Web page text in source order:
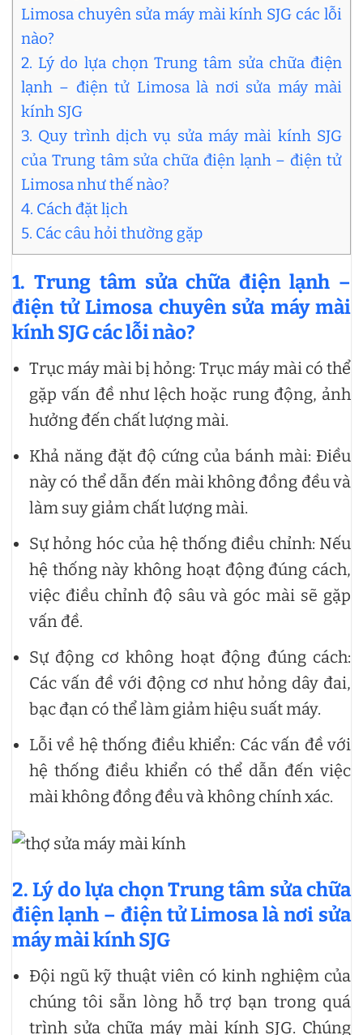
Limosa chuyên sửa máy mài kính SJG các lỗi
nào?
2. Lý do lựa chọn Trung tâm sửa chữa điện
lạnh – điện tử Limosa là nơi sửa máy mài
kính SJG
3. Quy trình dịch vụ sửa máy mài kính SJG
của Trung tâm sửa chữa điện lạnh – điện tử
Limosa như thế nào?
4. Cách đặt lịch
5. Các câu hỏi thường gặp
1. Trung tâm sửa chữa điện lạnh –
điện tử Limosa chuyên sửa máy mài
kính SJG các lỗi nào?
Trục máy mài bị hỏng: Trục máy mài có thể
gặp vấn đề như lệch hoặc rung động, ảnh
hưởng đến chất lượng mài.
Khả năng đặt độ cứng của bánh mài: Điều
này có thể dẫn đến mài không đồng đều và
làm suy giảm chất lượng mài.
Sự hỏng hóc của hệ thống điều chỉnh: Nếu
hệ thống này không hoạt động đúng cách,
việc điều chỉnh độ sâu và góc mài sẽ gặp
vấn đề.
Sự động cơ không hoạt động đúng cách:
Các vấn đề với động cơ như hỏng dây đai,
bạc đạn có thể làm giảm hiệu suất máy.
Lỗi về hệ thống điều khiển: Các vấn đề với
hệ thống điều khiển có thể dẫn đến việc
mài không đồng đều và không chính xác.
2. Lý do lựa chọn Trung tâm sửa chữa
điện lạnh – điện tử Limosa là nơi sửa
máy mài kính SJG
Đội ngũ kỹ thuật viên có kinh nghiệm của
chúng tôi sẵn lòng hỗ trợ bạn trong quá
trình sửa chữa máy mài kính SJG. Chúng